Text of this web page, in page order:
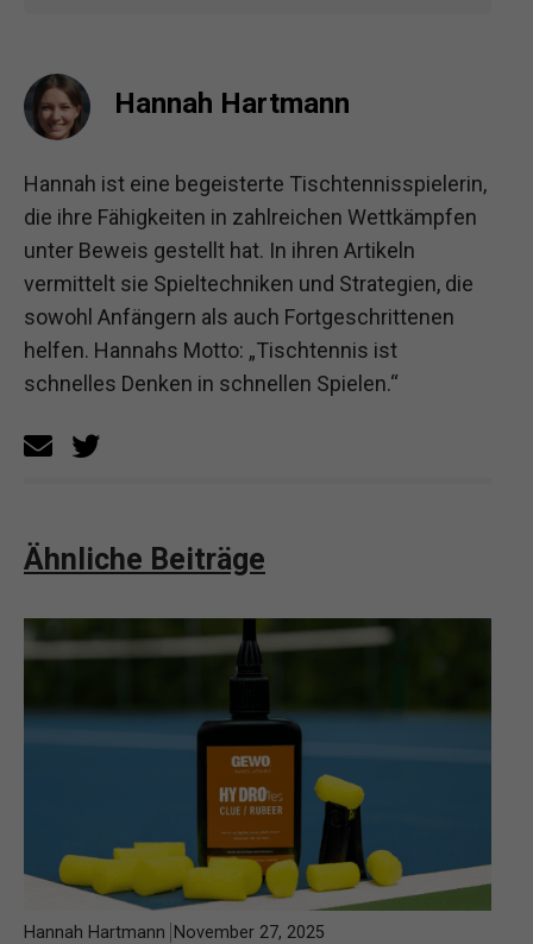
Hannah Hartmann
Hannah ist eine begeisterte Tischtennisspielerin,
die ihre Fähigkeiten in zahlreichen Wettkämpfen
unter Beweis gestellt hat. In ihren Artikeln
vermittelt sie Spieltechniken und Strategien, die
sowohl Anfängern als auch Fortgeschrittenen
helfen. Hannahs Motto: „Tischtennis ist
schnelles Denken in schnellen Spielen.“
Ähnliche Beiträge
Hannah Hartmann November 27, 2025